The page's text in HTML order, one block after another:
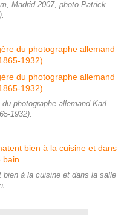
Madrid 2007, photo Patrick
photographe allemand Karl
1932).
bien à la cuisine et dans la salle